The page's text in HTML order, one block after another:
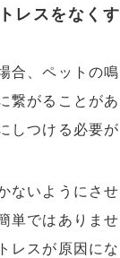
レスをなくす
合、ペットの
繋がることがあ
しつける必要が
ないようにさ
単ではありませ
レスが原因に